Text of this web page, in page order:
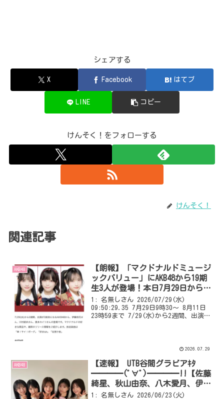
シェアする
X Facebook はてブ
LINE コピー
けんそく！をフォローする
けんそく！
関連記事
AKB48
【朗報】「マクドナルドミュージ
ックバリュー」にAKB48から19期
生3人が登場！本日7月29日から店
内で放送
1: 名無しさん 2026/07/29(水)
09:50:29.35 7月29日9時30～ 8月11日
23時59まで 7/29(水)から2週間、出演が
2026.07.29
AKB48
【速報】 UTB谷間グラビアｷﾀ
━━━━(ﾟ∀ﾟ)━━━━!!【佐藤
綺星、秋山由奈、八木愛月、伊藤
百花、川村結衣】
1: 名無しさん 2026/06/23(火)